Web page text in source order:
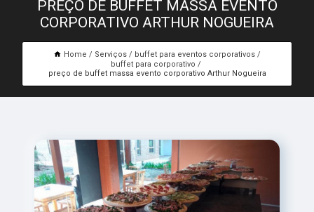
PREÇO DE BUFFET MASSA EVENTO
CORPORATIVO ARTHUR NOGUEIRA
Home Serviços
buffet para eventos corporativos
buffet para corporativo
preço de buffet massa evento corporativo Arthur Nogueira